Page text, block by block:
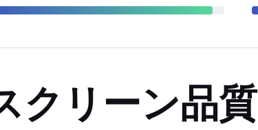
クリーン品質